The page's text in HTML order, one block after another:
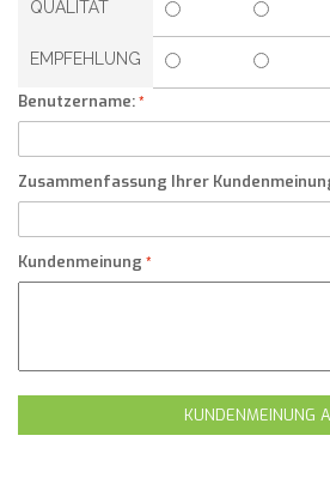
QUALITÄT
EMPFEHLUNG
Benutzername:
Zusammenfassung Ihrer
Kundenmeinung
KUNDENMEINUNG